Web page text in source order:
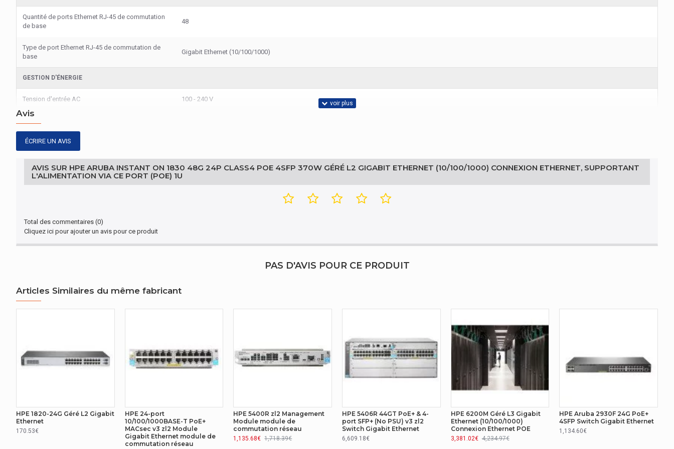
Quantité de ports Ethernet RJ-45 de commutation
de base
48
Type de port Ethernet RJ-45 de commutation de
base
Gigabit Ethernet (10/100/1000)
GESTION D'ÉNERGIE
Tension d'entrée AC 100 - 240 V
GESTION D'ÉNERGIE
BANDE PASSANTE
AUTRES CARACTÉRISTIQUES
Nom du produit Aruba Instant On 1830 48G 24p Class4 PoE 4SFP 370W
Type de mémoire
Auto MDI/MDI-X Oui
Protocles Spanning Tree (STP) Oui
Oui
Avis
ÉCRIRE UN AVIS
AVIS SUR HPE ARUBA INSTANT ON 1830 48G 24P CLASS4 POE 4SFP 370W GÉRÉ L2 GIGABIT ETHERNET (10/100/1000) CONNEXION ETHERNET, SUPPORTANT
L'ALIMENTATION VIA CE PORT (POE) 1U
Total des commentaires (0)
Cliquez ici pour ajouter un avis pour ce produit
PAS D'AVIS POUR CE PRODUIT
Articles Similaires du même fabricant
HPE 1820-24G Géré L2 Gigabit
Ethernet
170.53€
HPE 24-port
10/100/1000BASE-T PoE+
MACsec v3 zl2 Module
Gigabit Ethernet module de
commutation réseau
HPE 5400R zl2 Management
Module module de
commutation réseau
1,135.68€ 1,718.39€
HPE 5406R 44GT PoE+ & 4-
port SFP+ (No PSU) v3 zl2
Switch Gigabit Ethernet
6,609.18€
HPE 6200M Géré L3 Gigabit
Ethernet (10/100/1000)
Connexion Ethernet POE
3,381.02€ 4,234.97€
HPE Aruba 2930F 24G PoE+
4SFP Switch Gigabit Ethernet
1,134.60€